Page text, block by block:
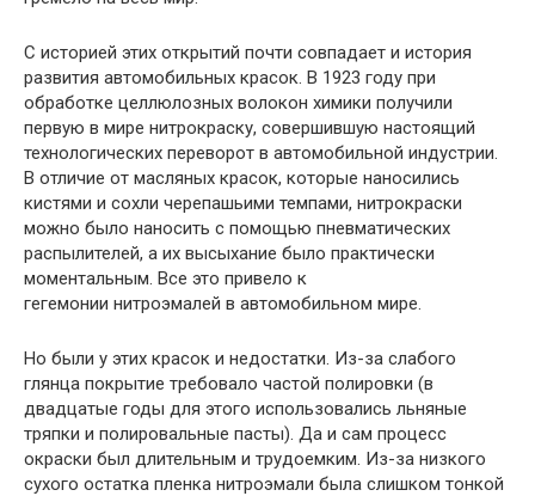
С историей этих открытий почти совпадает и история
развития автомобильных красок. В 1923 году при
обработке целлюлозных волокон химики получили
первую в мире нитрокраску, совершившую настоящий
технологических переворот в автомобильной индустрии.
В отличие от масляных красок, которые наносились
кистями и сохли черепашьими темпами, нитрокраски
можно было наносить с помощью пневматических
распылителей, а их высыхание было практически
моментальным. Все это привело к
гегемонии нитроэмалей в автомобильном мире.
Но были у этих красок и недостатки. Из-за слабого
глянца покрытие требовало частой полировки (в
двадцатые годы для этого использовались льняные
тряпки и полировальные пасты). Да и сам процесс
окраски был длительным и трудоемким. Из-за низкого
сухого остатка пленка нитроэмали была слишком тонкой